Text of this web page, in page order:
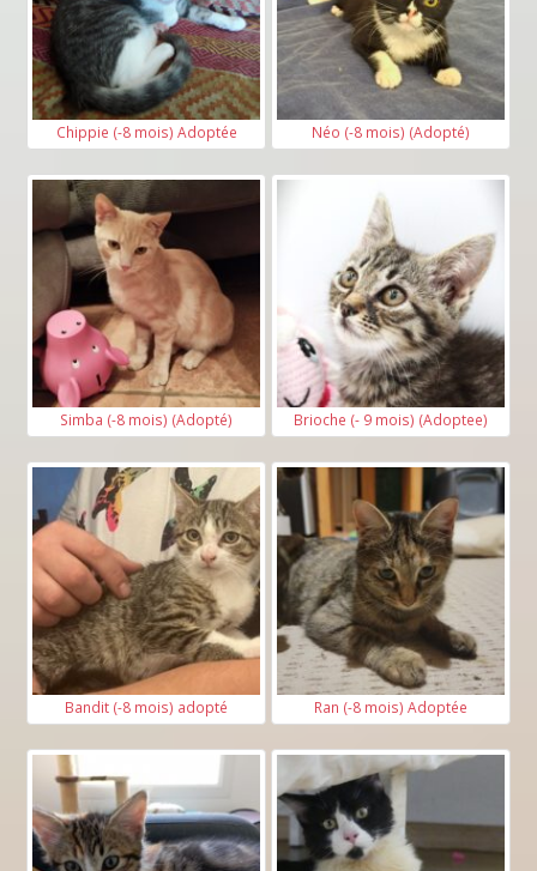
Chippie (-8 mois) Adoptée Néo (-8 mois) (Adopté)
Simba (-8 mois) (Adopté) Brioche (- 9 mois) (Adoptee)
Bandit (-8 mois) adopté Ran (-8 mois) Adoptée